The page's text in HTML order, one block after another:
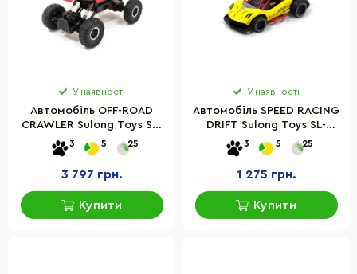
У наявності
Автомобіль OFF-ROAD
CRAWLER Sulong Toys SL-
121RHMR на р/к – WHERE
THE TRAIL ENDS
3 5 25
3 797 грн.
Купити
У наявності
Автомобіль SPEED RACING
DRIFT Sulong Toys SL-
284RHY на р/к – AEOLUS
3 5 25
1 275 грн.
Купити